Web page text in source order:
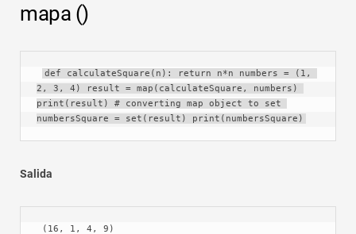
mapa ()
def calculateSquare(n): return n*n numbers = (1,
2, 3, 4) result = map(calculateSquare, numbers)
print(result) # converting map object to set
numbersSquare = set(result) print(numbersSquare)
Salida
(16, 1, 4, 9)